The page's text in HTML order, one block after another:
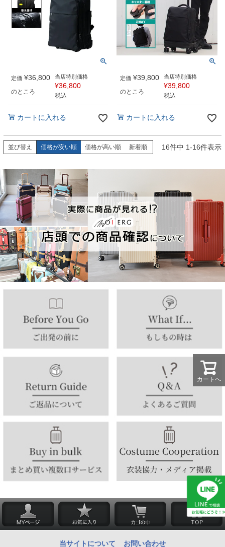
定価 ¥36,800
のところ
当店特別価格
¥36,800
税込
カートに入れる
定価 ¥39,800
のところ
当店特別価格
¥39,800
税込
カートに入れる
並び替え 価格が安い順 価格が高い順 新着順 16件中 1-16件表示
カートへ
当サイトについて お問い合わせ